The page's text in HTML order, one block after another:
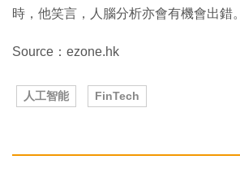
時，他笑言，人腦分析亦會有機會出錯。
Source：ezone.hk
人工智能 FinTech